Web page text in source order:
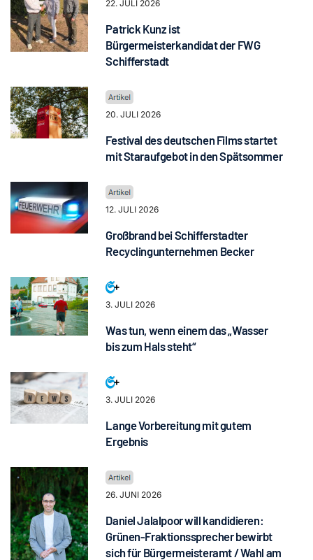
22. JULI 2026
Patrick Kunz ist
Bürgermeisterkandidat der FWG
Schifferstadt
20. JULI 2026
Festival des deutschen Films startet
mit Staraufgebot in den Spätsommer
12. JULI 2026
Großbrand bei Schifferstadter
Recyclingunternehmen Becker
3. JULI 2026
Was tun, wenn einem das „Wasser
bis zum Hals steht“
3. JULI 2026
Lange Vorbereitung mit gutem
Ergebnis
26. JUNI 2026
Daniel Jalalpoor will kandidieren:
Grünen-Fraktionssprecher bewirbt
sich für Bürgermeisteramt / Wahl am